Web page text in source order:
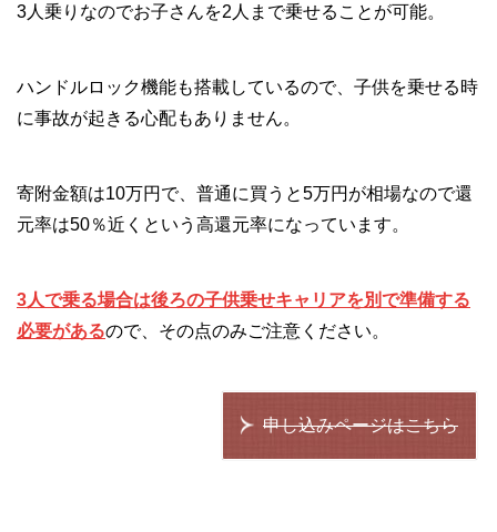
3人乗りなのでお子さんを2人まで乗せることが可能。
ハンドルロック機能も搭載しているので、子供を乗せる時
に事故が起きる心配もありません。
寄附金額は10万円で、普通に買うと5万円が相場なので還
元率は50％近くという高還元率になっています。
3人で乗る場合は後ろの子供乗せキャリアを別で準備する
必要があるので、その点のみご注意ください。
申し込みページはこちら